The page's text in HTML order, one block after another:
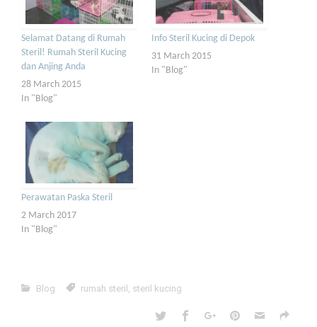
Selamat Datang di Rumah
Steril! Rumah Steril Kucing
dan Anjing Anda
28 March 2015
In "Blog"
Info Steril Kucing di Depok
31 March 2015
In "Blog"
Perawatan Paska Steril
2 March 2017
In "Blog"
Blog rumah steril steril kucing